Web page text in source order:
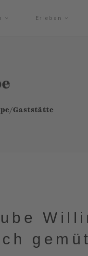
Erleben
Gaststätte